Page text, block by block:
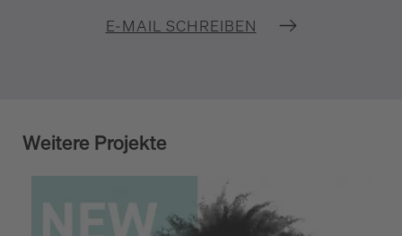
E-MAIL SCHREIBEN
Weitere Projekte